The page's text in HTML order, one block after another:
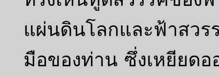
แผ่นดินโลกและฟ้าสว
มือของท่าน ซึ่งเหยียดอ